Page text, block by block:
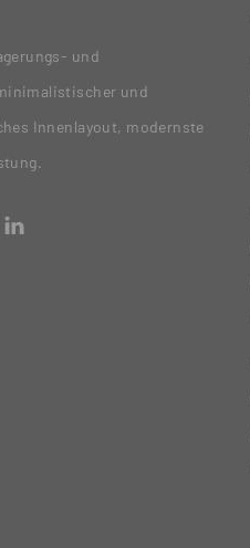
und
und
Innenlayout, modernste